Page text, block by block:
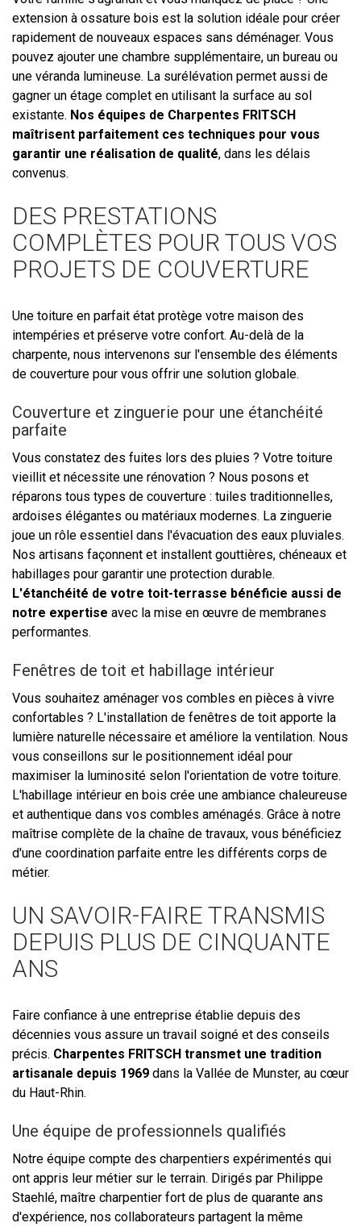
extension à ossature bois est la solution idéale pour créer
rapidement de nouveaux espaces sans déménager. Vous
pouvez ajouter une chambre supplémentaire, un bureau ou
une véranda lumineuse. La surélévation permet aussi de
gagner un étage complet en utilisant la surface au sol
existante. Nos équipes de Charpentes FRITSCH
maîtrisent parfaitement ces techniques pour vous
garantir une réalisation de qualité, dans les délais
convenus.
DES PRESTATIONS
COMPLÈTES POUR TOUS VOS
PROJETS DE COUVERTURE
Une toiture en parfait état protège votre maison des
intempéries et préserve votre confort. Au-delà de la
charpente, nous intervenons sur l'ensemble des éléments
de couverture pour vous offrir une solution globale.
Couverture et zinguerie pour une étanchéité
parfaite
Vous constatez des fuites lors des pluies ? Votre toiture
vieillit et nécessite une rénovation ? Nous posons et
réparons tous types de couverture : tuiles traditionnelles,
ardoises élégantes ou matériaux modernes. La zinguerie
joue un rôle essentiel dans l'évacuation des eaux pluviales.
Nos artisans façonnent et installent gouttières, chéneaux et
habillages pour garantir une protection durable.
L'étanchéité de votre toit-terrasse bénéficie aussi de
notre expertise avec la mise en œuvre de membranes
performantes.
Fenêtres de toit et habillage intérieur
Vous souhaitez aménager vos combles en pièces à vivre
confortables ? L'installation de fenêtres de toit apporte la
lumière naturelle nécessaire et améliore la ventilation. Nous
vous conseillons sur le positionnement idéal pour
maximiser la luminosité selon l'orientation de votre toiture.
L'habillage intérieur en bois crée une ambiance chaleureuse
et authentique dans vos combles aménagés. Grâce à notre
maîtrise complète de la chaîne de travaux, vous bénéficiez
d'une coordination parfaite entre les différents corps de
métier.
UN SAVOIR-FAIRE TRANSMIS
DEPUIS PLUS DE CINQUANTE
ANS
Faire confiance à une entreprise établie depuis des
décennies vous assure un travail soigné et des conseils
précis. Charpentes FRITSCH transmet une tradition
artisanale depuis 1969 dans la Vallée de Munster, au cœur
du Haut-Rhin.
Une équipe de professionnels qualifiés
Notre équipe compte des charpentiers expérimentés qui
ont appris leur métier sur le terrain. Dirigés par Philippe
Staehlé, maître charpentier fort de plus de quarante ans
d'expérience, nos collaborateurs partagent la même